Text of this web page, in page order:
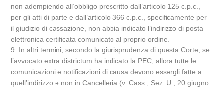
non adempiendo all’obbligo prescritto dall’articolo 125 c.p.c.,
per gli atti di parte e dall’articolo 366 c.p.c., specificamente per
il giudizio di cassazione, non abbia indicato l’indirizzo di posta
elettronica certificata comunicato al proprio ordine.
9. In altri termini, secondo la giurisprudenza di questa Corte, se
l’avvocato extra districtum ha indicato la PEC, allora tutte le
comunicazioni e notificazioni di causa devono essergli fatte a
quell’indirizzo e non in Cancelleria (v. Cass., Sez. U., 20 giugno